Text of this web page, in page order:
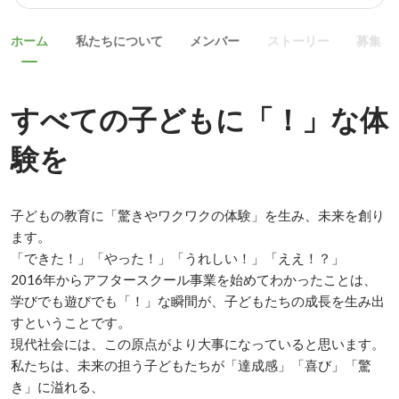
ホーム 私たちについて メンバー ストーリー 募集
すべての子どもに「！」な体
験を
子どもの教育に「驚きやワクワクの体験」を生み、未来を創り
ます。
「できた！」「やった！」「うれしい！」「ええ！？」
2016年からアフタースクール事業を始めてわかったことは、
学びでも遊びでも「！」な瞬間が、子どもたちの成長を生み出
すということです。
現代社会には、この原点がより大事になっていると思います。
私たちは、未来の担う子どもたちが「達成感」「喜び」「驚
き」に溢れる、